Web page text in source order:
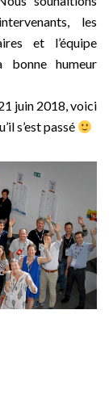
les
et l’équipe
bonne humeur
juin 2018, voici
s’est passé